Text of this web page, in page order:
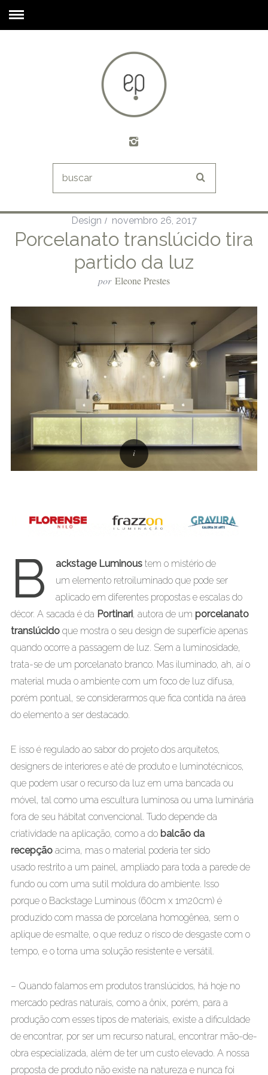
Design novembro 26, 2017
Porcelanato translúcido tira
partido da luz
por Eleone Prestes
B ackstage Luminoustem o mistério de
um elemento retroiluminado que pode ser
aplicado em diferentes propostas e escalas do
décor. A sacada é da Portinari, autora de um porcelanato
translúcidoque mostra o seu design de superfície apenas
quando ocorre a passagem de luz. Sem a luminosidade,
trata-se de um porcelanato branco. Mas iluminado, ah, aí o
material muda o ambiente com um foco de luz difusa,
porém pontual, se considerarmos que fica contida na área
do elemento a ser destacado.
E isso é regulado ao sabor do projeto dos arquitetos,
designers de interiores e até de produto e luminotécnicos,
que podem usar o recurso da luz em uma bancada ou
móvel, tal como uma escultura luminosa ou uma luminária
fora de seu hábitat convencional. Tudo depende da
criatividade na aplicação, como a dobalcão da
recepçãoacima, mas o material poderia ter sido
usado restrito a um painel, ampliado para toda a parede de
fundo ou com uma sutil moldura do ambiente. Isso
porque o Backstage Luminous (60cm x 1m20cm) é
produzido com massa de porcelana homogênea, sem o
aplique de esmalte, o que reduz o risco de desgaste com o
tempo, e o torna uma solução resistente e versátil.
– Quando falamos em produtos translúcidos, há hoje no
mercado pedras naturais, como a ônix, porém, para a
produção com esses tipos de materiais, existe a dificuldade
de encontrar, por ser um recurso natural, encontrar mão-de-
obra especializada, além de ter um custo elevado. A nossa
proposta de produto não existe na natureza e nunca foi